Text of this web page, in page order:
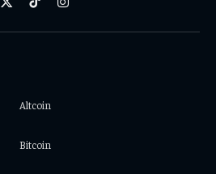
X
TikTokInstagram
Altcoin
Bitcoin